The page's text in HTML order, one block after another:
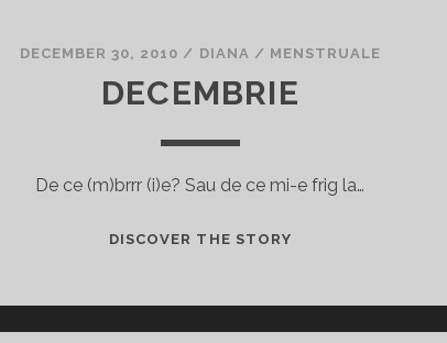
MELODIA
TA
PREFERATĂ!
DECEMBER 30, 2010 / DIANA / MENSTRUALE
DECEMBRIE
De ce (m)brrr (i)e? Sau de ce mi-e frig la…
DISCOVER THE STORYDECEMBRIE